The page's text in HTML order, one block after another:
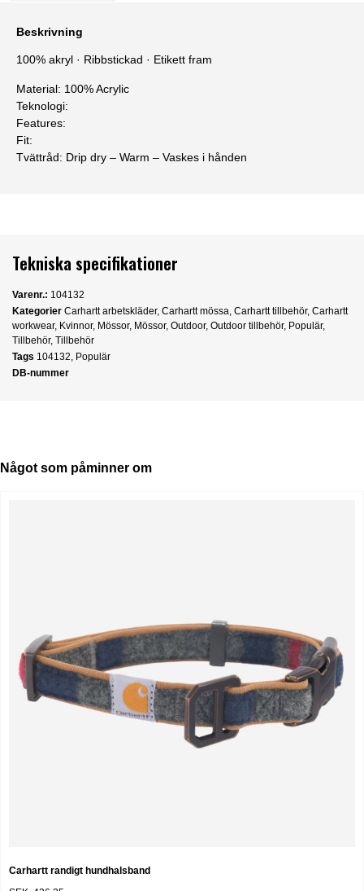
Beskrivning
100% akryl · Ribbstickad · Etikett fram
Material: 100% Acrylic
Teknologi:
Features:
Fit:
Tvättråd: Drip dry – Warm – Vaskes i hånden
Tekniska specifikationer
Varenr.: 104132
Kategorier Carhartt arbetskläder, Carhartt mössa, Carhartt tillbehör, Carhartt
workwear, Kvinnor, Mössor, Mössor, Outdoor, Outdoor tillbehör, Populär,
Tillbehör, Tillbehör
Tags 104132, Populär
DB-nummer
Något som påminner om
Carhartt randigt hundhalsband